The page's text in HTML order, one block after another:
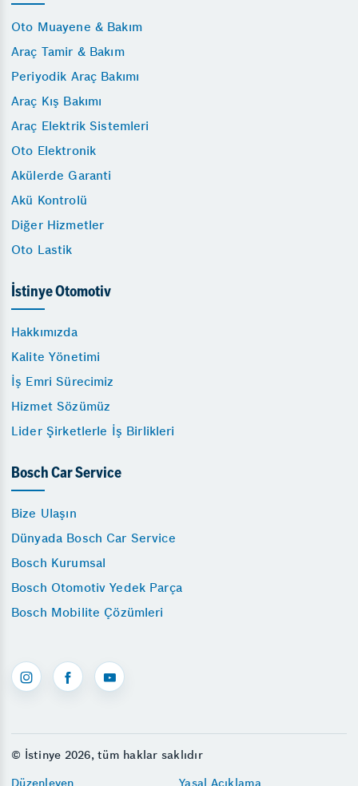
Oto Muayene & Bakım
Araç Tamir & Bakım
Periyodik Araç Bakımı
Araç Kış Bakımı
Araç Elektrik Sistemleri
Oto Elektronik
Akülerde Garanti
Akü Kontrolü
Diğer Hizmetler
Oto Lastik
İstinye Otomotiv
Hakkımızda
Kalite Yönetimi
İş Emri Sürecimiz
Hizmet Sözümüz
Lider Şirketlerle İş Birlikleri
Bosch Car Service
Bize Ulaşın
Dünyada Bosch Car Service
Bosch Kurumsal
Bosch Otomotiv Yedek Parça
Bosch Mobilite Çözümleri
© İstinye 2026, tüm haklar saklıdır
Düzenleyen
Yasal Açıklama